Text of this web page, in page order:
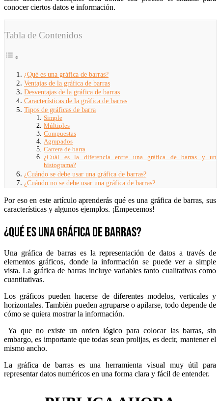
conocer ciertos datos e información.
Tabla de Contenidos
¿Qué es una gráfica de barras?
Ventajas de la gráfica de barras
Desventajas de la gráfica de barras
Características de la gráfica de barras
Tipos de gráficas de barra
Simple
Múltiples
Compuestas
Agrupados
Carrera de barra
¿Cuál es la diferencia entre una gráfica de barras y un
histograma?
¿Cuándo se debe usar una gráfica de barras?
¿Cuándo no se debe usar una gráfica de barras?
Por eso en este artículo aprenderás qué es una gráfica de barras, sus
características y algunos ejemplos. ¡Empecemos!
¿Qué es una gráfica de barras?
Una gráfica de barras es la representación de datos a través de
elementos gráficos, donde la información se puede ver a simple
vista. La gráfica de barras incluye variables tanto cualitativas como
cuantitativas.
Los gráficos pueden hacerse de diferentes modelos, verticales y
horizontales. También pueden agruparse o apilarse, todo depende de
cómo se quiera mostrar la información.
Ya que no existe un orden lógico para colocar las barras, sin
embargo, es importante que todas sean prolijas, es decir, mantener el
mismo ancho.
La gráfica de barras es una herramienta visual muy útil para
representar datos numéricos en una forma clara y fácil de entender.